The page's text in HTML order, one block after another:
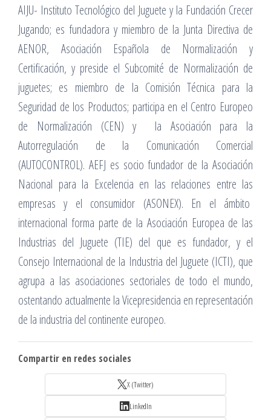
AIJU- Instituto Tecnológico del Juguete y la Fundación Crecer
Jugando; es fundadora y miembro de la Junta Directiva de
AENOR, Asociación Española de Normalización y
Certificación, y preside el Subcomité de Normalización de
juguetes; es miembro de la Comisión Técnica para la
Seguridad de los Productos; participa en el Centro Europeo
de Normalización (CEN) y la Asociación para la
Autorregulación de la Comunicación Comercial
(AUTOCONTROL). AEFJ es socio fundador de la Asociación
Nacional para la Excelencia en las relaciones entre las
empresas y el consumidor (ASONEX). En el ámbito
internacional forma parte de la Asociación Europea de las
Industrias del Juguete (TIE) del que es fundador, y el
Consejo Internacional de la Industria del Juguete (ICTI), que
agrupa a las asociaciones sectoriales de todo el mundo,
ostentando actualmente la Vicepresidencia en representación
de la industria del continente europeo.
Compartir en redes sociales
X (Twitter)
LinkedIn